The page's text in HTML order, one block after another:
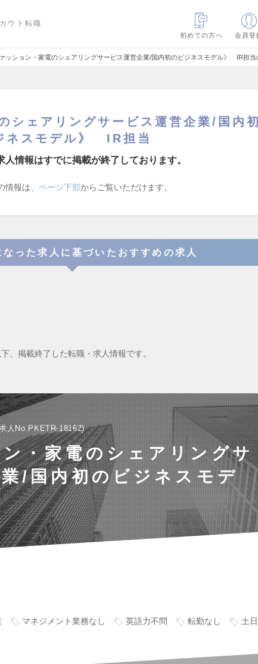
ウト転職
初めての方へ
会員登
ァッション・家電のシェアリングサービス運営企業/国内初のビジネスモデル》 IR担当
シェアリングサービス運営企業/国内
ネスモデル》 IR担当
人情報はすでに掲載が終了しております。
情報は、 ページ下部からご覧いただけます。
なった求人に基づいたおすすめの求人
下、掲載終了した転職・求人情報です。
人No.PKETR-18162
・家電のシェアリングサ
/国内初のビジネスモデ
マネジメント業務なし 英語力不問 転勤なし
土日